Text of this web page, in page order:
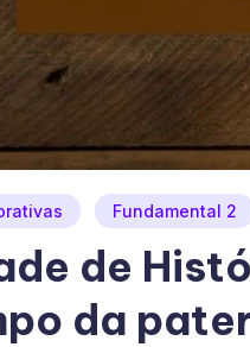
Fundamental 2
de
da